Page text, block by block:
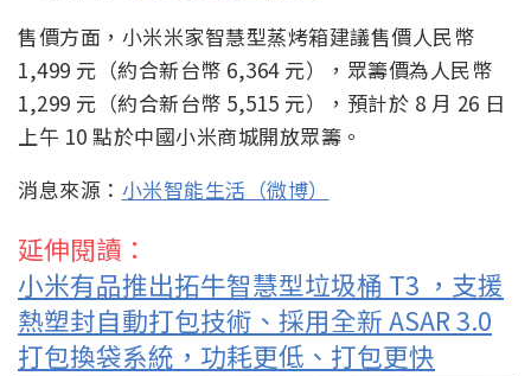
售價方面，小米米家智慧型蒸烤箱建議售價人民幣
1,499 元（約合新台幣 6,364 元），眾籌價為人民幣
1,299 元（約合新台幣 5,515 元），預計於 8 月 26 日
上午 10 點於中國小米商城開放眾籌。
消息來源： 小米智能生活（微博）
延伸閱讀：
小米有品推出拓牛智慧型垃圾桶 T3 ，支援
熱塑封自動打包技術、採用全新 ASAR 3.0
打包換袋系統，功耗更低、打包更快